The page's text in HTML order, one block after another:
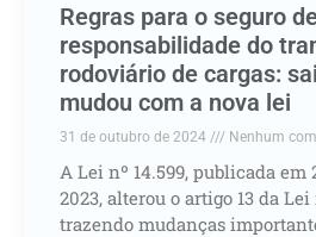
Regras para o seguro
responsabilidade do
rodoviário de cargas:
mudou com a nova lei
31 de outubro de 2024 Nenhum
A Lei nº 14.599, publicada em
2023, alterou o artigo 13 da Lei
trazendo mudanças